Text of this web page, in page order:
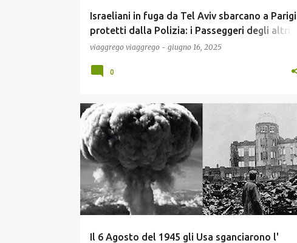
Israeliani in fuga da Tel Aviv sbarcano a Parigi
protetti dalla Polizia: i Passeggeri degli altri
Voli li hanno accolti a Colpi di Insulti ! Si
viaggrego viaggrego - giugno 16, 2025
0
Il 6 Agosto del 1945 gli Usa sganciarono l'
COMUNICAZIONE ECONOMIA